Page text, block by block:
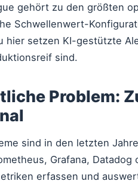
gehört zu den größten
Schwellenwert-
hier setzen KI-gestützte
sind.
Problem:
sind in den letzten
Grafana,
erfassen und